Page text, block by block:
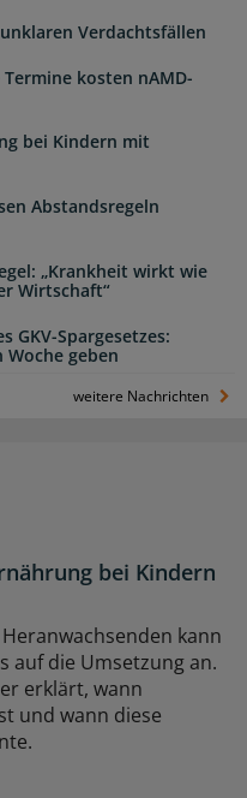
Verdachtsfällen
kosten nAMD-
bei Kindern mit
Abstandsregeln
„Krankheit wirkt wie
Wirtschaft“
GKV-Spargesetzes:
geben
weitere Nachrichten
bei Kindern
kann
auf die Umsetzung an.
erklärt, wann
und wann diese